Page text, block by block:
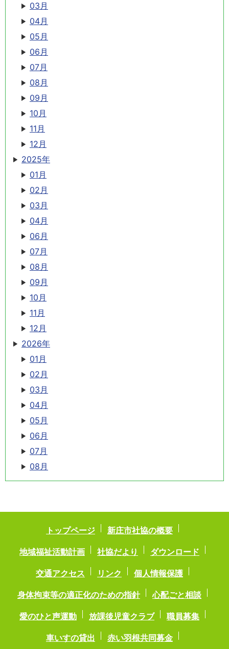
03月
04月
05月
06月
07月
08月
09月
10月
11月
12月
2025年
01月
02月
03月
04月
06月
07月
08月
09月
10月
11月
12月
2026年
01月
02月
03月
04月
05月
06月
07月
08月
トップページ 新庄市社協の概要
地域福祉活動計画 社協だより ダウンロード
交通アクセス リンク 個人情報保護
身体拘束等の適正化のための指針 心配ごと相談
愛のひと声運動 放課後児童クラブ 職員募集
車いすの貸出 赤い羽根共同募金